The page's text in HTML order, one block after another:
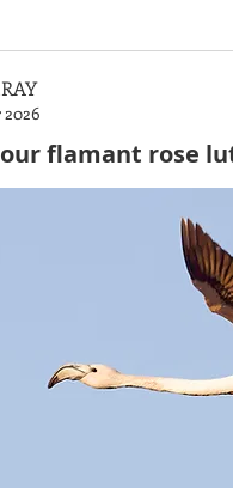
flamant rose